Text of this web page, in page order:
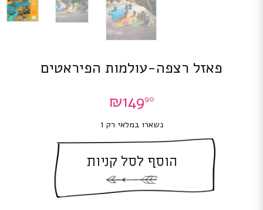
פאזל רצפה-עולמות הפיראטים
₪14990
נשארו במלאי רק 1
הוסף לסל קניות